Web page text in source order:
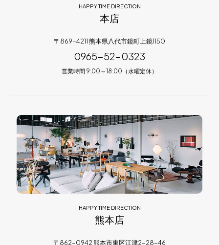
HAPPY TIME DIRECTION
本店
〒869-4211 熊本県八代市鏡町上鏡1150
0965-52-0323
営業時間 9:00～18:00（水曜定休）
HAPPY TIME DIRECTION
熊本店
〒862-0942 熊本市東区江津2-28-46